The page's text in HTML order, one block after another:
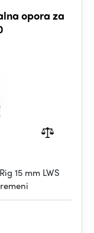
opora za
15 mm LWS